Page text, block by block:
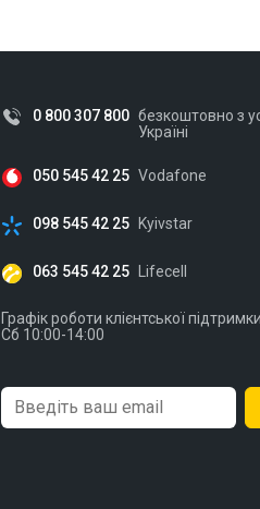
0 800 307 800 безкоштовно з
Україні
050 545 42 25 Vodafone
098 545 42 25 Kyivstar
063 545 42 25 Lifecell
Графік роботи клієнтської
Сб 10:00-14:00